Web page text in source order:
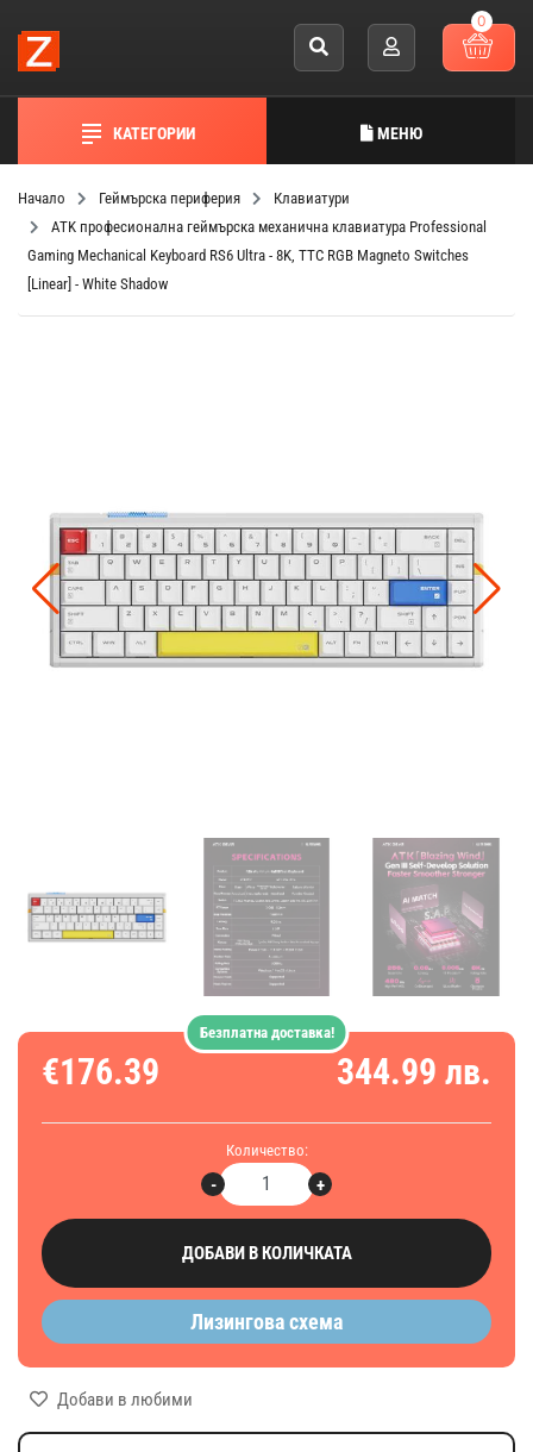
0
КАТЕГОРИИ МЕНЮ
Начало Геймърска периферия
Клавиатури
ATK професионална геймърска механична клавиатура Professional
Gaming Mechanical Keyboard RS6 Ultra - 8K, TTC RGB Magneto Switches
[Linear] - White Shadow
€176.39 344.99 лв.
Количество:
+
-
ДОБАВИ В КОЛИЧКАТА
Безплатна доставка!
Лизингова схема
Добави в любими